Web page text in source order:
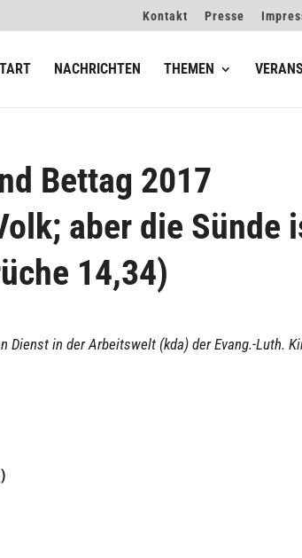
Kontakt Presse
NACHRICHTEN THEMEN
Bettag 2017
aber die Sünde
14,34)
Dienst in der Arbeits­welt (kda) der Evang.-Luth.